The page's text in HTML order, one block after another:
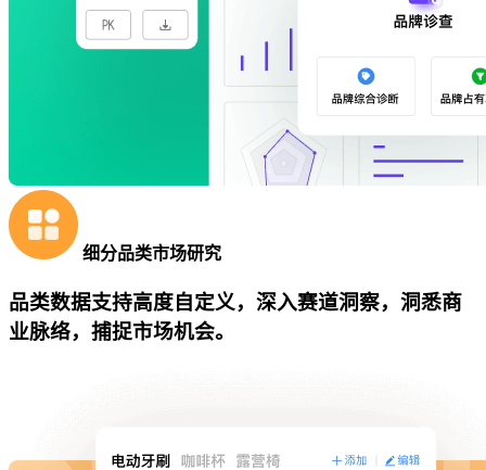
细分品类市场研究
品类数据支持高度自定义，深入赛道洞察，洞悉商
业脉络，捕捉市场机会。